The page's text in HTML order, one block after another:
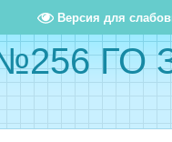
Версия для
ГО